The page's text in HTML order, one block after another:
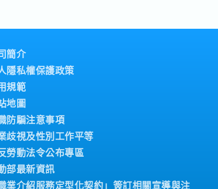
）
簡介
隱私權保護政策
規範
地圖
防騙注意事項
歧視及性別工作平等
勞動法令公布專區
部最新資訊
業介紹服務定型化契約」簽訂相關宣導與注